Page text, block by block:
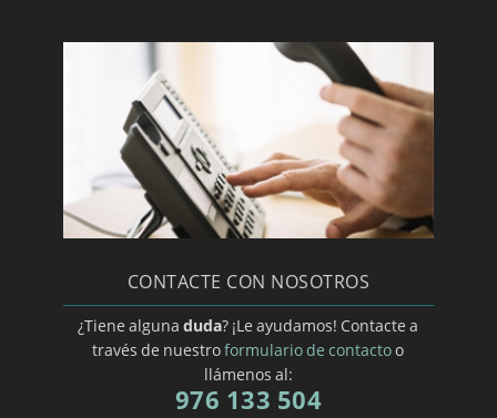
OSTEOCLILITIS
PARODITIS
PERIODONCIA
PERIODONTITIS
PRÓTESIS DENTAL EN A CORUÑA
CONTACTE CON NOSOTROS
¿Tiene alguna duda? ¡Le ayudamos! Contacte a
través de nuestroformulario de contactoo
llámenos al:
976 133 504